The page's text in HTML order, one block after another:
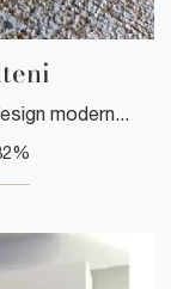
Scopri il Tavolino Cleo di Molteni & C: design moderno ed elegante per uno degli accessori più importanti della tua casa.